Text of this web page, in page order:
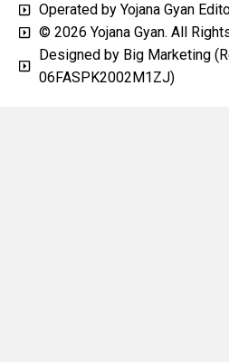
Operated by Yojana Gyan
© 2026 Yojana Gyan. All
Designed by Big Marketing
06FASPK2002M1ZJ)